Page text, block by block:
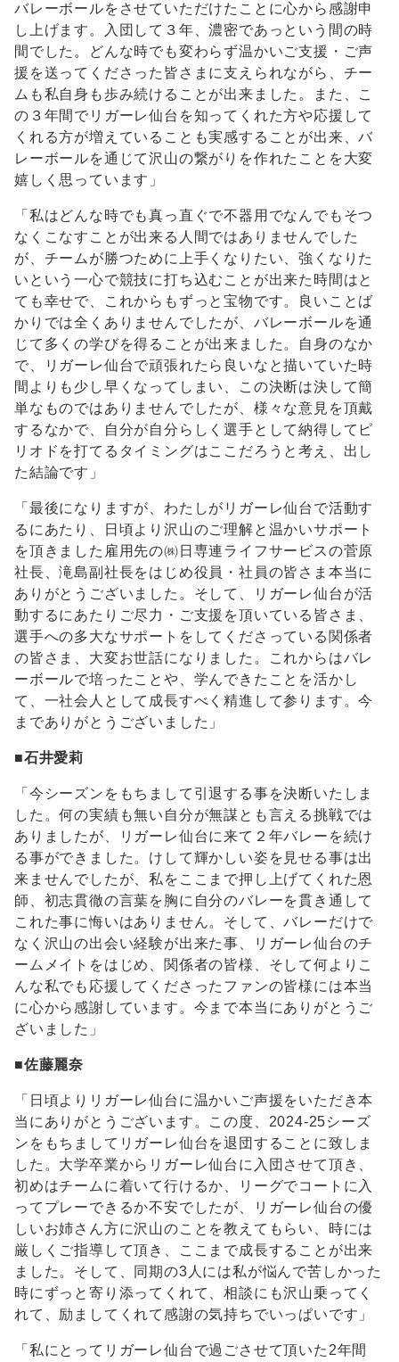
バレーボールをさせていただけたことに心から感謝申
し上げます。入団して３年、濃密であっという間の時
間でした。どんな時でも変わらず温かいご支援・ご声
援を送ってくださった皆さまに支えられながら、チー
ムも私自身も歩み続けることが出来ました。また、こ
の３年間でリガーレ仙台を知ってくれた方や応援して
くれる方が増えていることも実感することが出来、バ
レーボールを通じて沢山の繋がりを作れたことを大変
嬉しく思っています」
「私はどんな時でも真っ直ぐで不器用でなんでもそつ
なくこなすことが出来る人間ではありませんでした
が、チームが勝つために上手くなりたい、強くなりた
いという一心で競技に打ち込むことが出来た時間はと
ても幸せで、これからもずっと宝物です。良いことば
かりでは全くありませんでしたが、バレーボールを通
じて多くの学びを得ることが出来ました。自身のなか
で、リガーレ仙台で頑張れたら良いなと描いていた時
間よりも少し早くなってしまい、この決断は決して簡
単なものではありませんでしたが、様々な意見を頂戴
するなかで、自分が自分らしく選手として納得してピ
リオドを打てるタイミングはここだろうと考え、出し
た結論です」
「最後になりますが、わたしがリガーレ仙台で活動す
るにあたり、日頃より沢山のご理解と温かいサポート
を頂きました雇用先の㈱日専連ライフサービスの菅原
社長、滝島副社長をはじめ役員・社員の皆さま本当に
ありがとうございました。そして、リガーレ仙台が活
動するにあたりご尽力・ご支援を頂いている皆さま、
選手への多大なサポートをしてくださっている関係者
の皆さま、大変お世話になりました。これからはバレ
ーボールで培ったことや、学んできたことを活かし
て、一社会人として成長すべく精進して参ります。今
までありがとうございました」
■石井愛莉
「今シーズンをもちまして引退する事を決断いたしま
した。何の実績も無い自分が無謀とも言える挑戦では
ありましたが、リガーレ仙台に来て２年バレーを続け
る事ができました。けして輝かしい姿を見せる事は出
来ませんでしたが、私をここまで押し上げてくれた恩
師、初志貫徹の言葉を胸に自分のバレーを貫き通して
これた事に悔いはありません。そして、バレーだけで
なく沢山の出会い経験が出来た事、リガーレ仙台のチ
ームメイトをはじめ、関係者の皆様、そして何よりこ
んな私でも応援してくださったファンの皆様には本当
に心から感謝しています。今まで本当にありがとうご
ざいました」
■佐藤麗奈
「日頃よりリガーレ仙台に温かいご声援をいただき本
当にありがとうございます。この度、2024-25シーズ
ンをもちましてリガーレ仙台を退団することに致しま
した。大学卒業からリガーレ仙台に入団させて頂き、
初めはチームに着いて行けるか、リーグでコートに入
ってプレーできるか不安でしたが、リガーレ仙台の優
しいお姉さん方に沢山のことを教えてもらい、時には
厳しくご指導して頂き、ここまで成長することが出来
ました。そして、同期の3人には私が悩んで苦しかった
時にずっと寄り添ってくれて、相談にも沢山乗ってく
れて、励ましてくれて感謝の気持ちでいっぱいです」
「私にとってリガーレ仙台で過ごさせて頂いた2年間